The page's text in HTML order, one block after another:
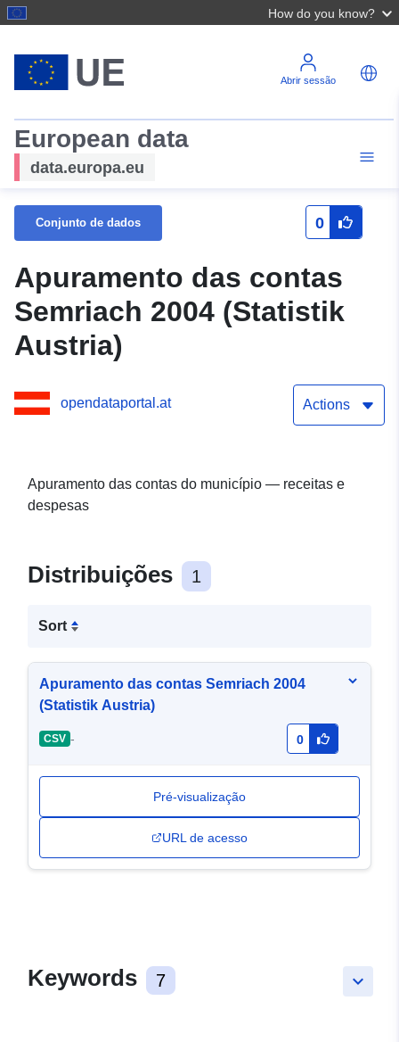
How do you know?
Abrir sessão
European data
data.europa.eu
Conjunto de dados 0
Apuramento das contas
Semriach 2004 (Statistik
Austria)
opendataportal.at Actions
Apuramento das contas do município — receitas e
despesas
Distribuições 1
Sort
Apuramento das contas Semriach 2004
(Statistik Austria)
CSV - 0
Pré-visualização
URL de acesso
keyboard_arrow_down
Keywords 7